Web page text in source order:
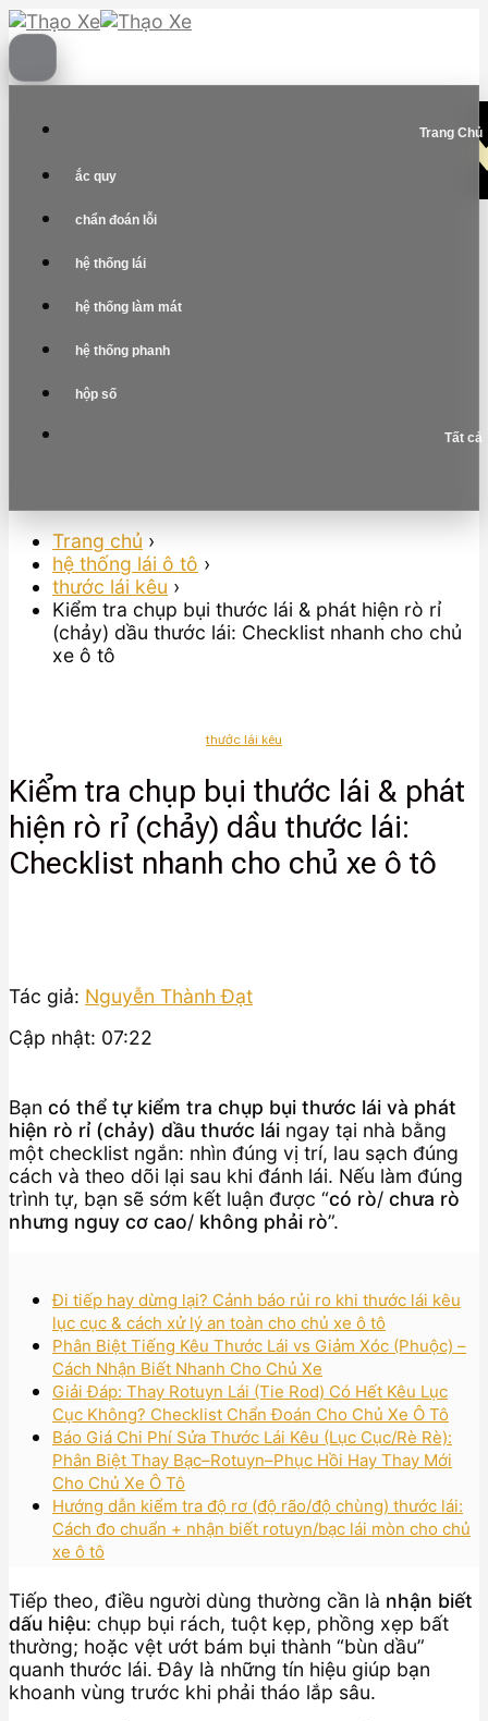
Skip
to
content
Trang Chủ
ắc quy
chẩn đoán lỗi
hệ thống lái
hệ thống làm mát
hệ thống phanh
hộp số
Tất cả
Trang chủ ›
hệ thống lái ô tô ›
thước lái kêu ›
Kiểm tra chụp bụi thước lái & phát hiện rò rỉ
(chảy) dầu thước lái: Checklist nhanh cho chủ
xe ô tô
thước lái kêu
Kiểm tra chụp bụi thước lái & phát
hiện rò rỉ (chảy) dầu thước lái:
Checklist nhanh cho chủ xe ô tô
Tác giả: Nguyễn Thành Đạt
Cập nhật: 07:22
Bạn có thể tự kiểm tra chụp bụi thước lái và phát
hiện rò rỉ (chảy) dầu thước lái ngay tại nhà bằng
một checklist ngắn: nhìn đúng vị trí, lau sạch đúng
cách và theo dõi lại sau khi đánh lái. Nếu làm đúng
trình tự, bạn sẽ sớm kết luận được “có rò/ chưa rò
nhưng nguy cơ cao/ không phải rò”.
Đi tiếp hay dừng lại? Cảnh báo rủi ro khi thước lái kêu
lục cục & cách xử lý an toàn cho chủ xe ô tô
Phân Biệt Tiếng Kêu Thước Lái vs Giảm Xóc (Phuộc) –
Cách Nhận Biết Nhanh Cho Chủ Xe
Giải Đáp: Thay Rotuyn Lái (Tie Rod) Có Hết Kêu Lục
Cục Không? Checklist Chẩn Đoán Cho Chủ Xe Ô Tô
Báo Giá Chi Phí Sửa Thước Lái Kêu (Lục Cục/Rè Rè):
Phân Biệt Thay Bạc–Rotuyn–Phục Hồi Hay Thay Mới
Cho Chủ Xe Ô Tô
Hướng dẫn kiểm tra độ rơ (độ rão/độ chùng) thước lái:
Cách đo chuẩn + nhận biết rotuyn/bạc lái mòn cho chủ
xe ô tô
Tiếp theo, điều người dùng thường cần là nhận biết
dấu hiệu: chụp bụi rách, tuột kẹp, phồng xẹp bất
thường; hoặc vệt ướt bám bụi thành “bùn dầu”
quanh thước lái. Đây là những tín hiệu giúp bạn
khoanh vùng trước khi phải tháo lắp sâu.